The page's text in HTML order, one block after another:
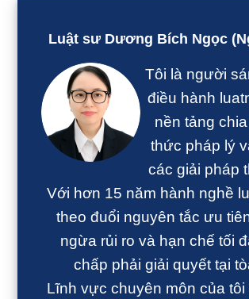
chínhLuật sư Dương Bích Ngọc
Tôi là người
điều hành
nền tảng
thức pháp lý
các giải pháp
Với hơn 15 năm hành nghề
theo đuổi nguyên tắc ưu
ngừa rủi ro và hạn chế tối
chấp phải giải quyết tại
Lĩnh vực chuyên môn của tôi